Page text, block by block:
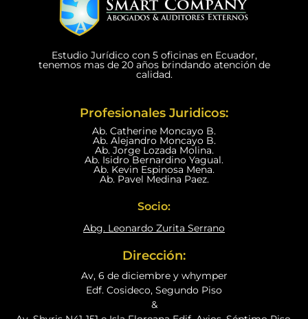
Estudio Jurídico con 5 oficinas en Ecuador,
tenemos mas de 20 años brindando atención de
calidad.
Profesionales Juridicos:
Ab. Catherine Moncayo B.
Ab. Alejandro Moncayo B.
Ab. Jorge Lozada Molina.
Ab. Isidro Bernardino Yagual.
Ab. Kevin Espinosa Mena.
Ab. Pavel Medina Paez.
Socio:
Abg. Leonardo Zurita Serrano
Dirección:
Av, 6 de diciembre y whymper
Edf. Cosideco, Segundo Piso
&